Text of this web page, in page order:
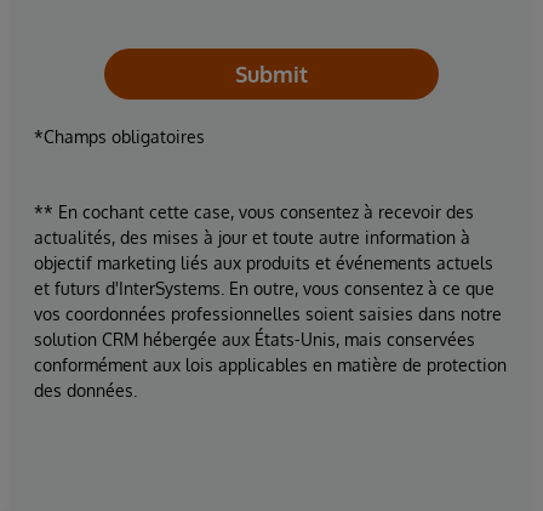
Submit
*Champs obligatoires
** En cochant cette case, vous consentez à recevoir des
actualités, des mises à jour et toute autre information à
objectif marketing liés aux produits et événements actuels
et futurs d'InterSystems. En outre, vous consentez à ce que
vos coordonnées professionnelles soient saisies dans notre
solution CRM hébergée aux États-Unis, mais conservées
conformément aux lois applicables en matière de protection
des données.